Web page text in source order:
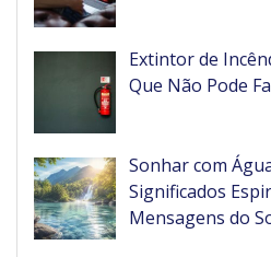
Extintor de
Que Não Pode
Sonhar com
Significados
Mensagens do